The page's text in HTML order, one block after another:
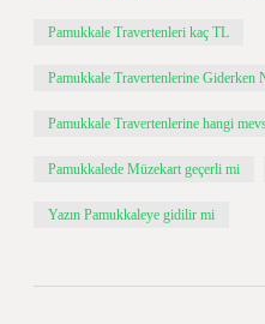
Pamukkale Travertenleri kaç TL
Pamukkale Travertenlerine Giderken
Pamukkale Travertenlerine hangi
Pamukkalede Müzekart geçerli mi
Yazın Pamukkaleye gidilir mi